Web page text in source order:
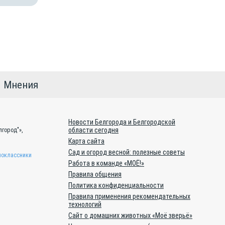
Мнения
Новости Белгорода и Белгородской
области сегодня
Карта сайта
Сад и огород весной: полезные советы
Работа в команде «МОЁ!»
Правила общения
Политика конфиденциальности
Правила применения рекомендательных
технологий
Сайт о домашних животных «Моё зверьё»